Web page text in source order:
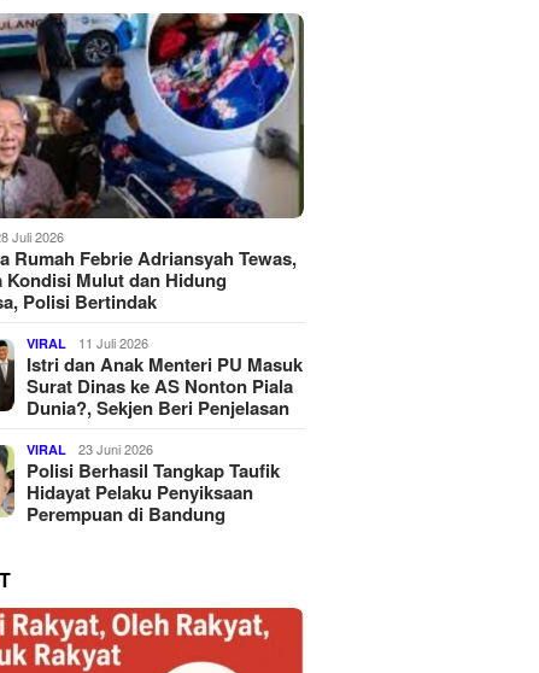
Juli 2026
Rumah Febrie Adriansyah Tewas,
Kondisi Mulut dan Hidung
Polisi Bertindak
VIRAL 11 Juli 2026
Istri dan Anak Menteri PU Masuk
Surat Dinas ke AS Nonton Piala
Dunia?, Sekjen Beri Penjelasan
VIRAL 23 Juni 2026
Polisi Berhasil Tangkap Taufik
Hidayat Pelaku Penyiksaan
Perempuan di Bandung